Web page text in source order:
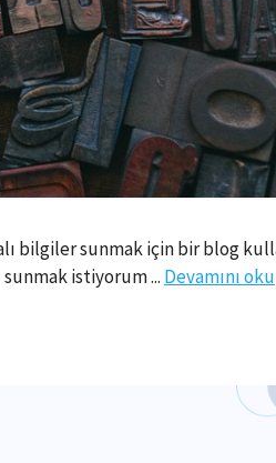
bilgiler sunmak için bir blog
istiyorum ... Devamını oku